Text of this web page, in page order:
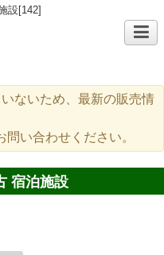
設[142]
ないため、最新の販売情
い合わせください。
宿泊施設